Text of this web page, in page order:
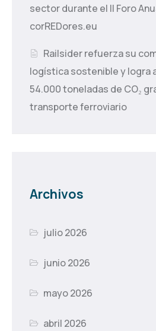
sector durante el II Foro
corREDores.eu
Railsider refuerza su
logística sostenible y logra
54.000 toneladas de CO₂
transporte ferroviario
Archivos
julio 2026
junio 2026
mayo 2026
abril 2026